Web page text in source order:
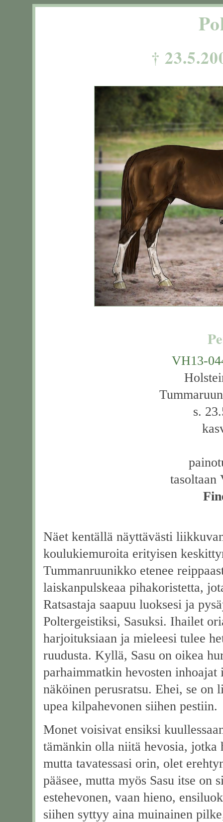
†
VH13-
s.
tasoltaan
Näet kentällä näyttävästi
koulukiemuroita erityisen
Tummanruunikko etenee
laiskanpulskeaa pihakoristetta,
Ratsastaja saapuu luoksesi ja
Poltergeistiksi, Sasuksi. Ihailet
harjoituksiaan ja mieleesi tulee
ruudusta. Kyllä, Sasu on oikea
parhaimmatkin hevosten inhoajat
näköinen perusratsu. Ehei, se
upea kilpahevonen siihen pestiin.
Monet voisivat ensiksi
tämänkin olla niitä hevosia, jotka
mutta tavatessasi orin, olet
pääsee, mutta myös Sasu itse on
estehevonen, vaan hieno,
siihen syttyy aina muinainen